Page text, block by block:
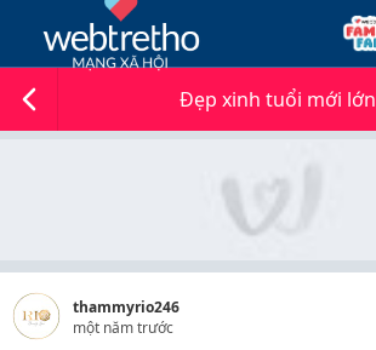
Đẹp xinh tuổi mới lớn
thammyrio246
một năm trước